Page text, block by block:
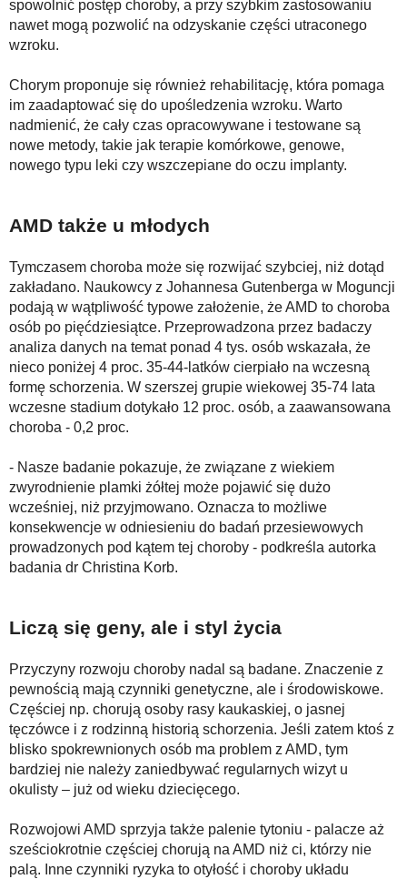
spowolnić postęp choroby, a przy szybkim zastosowaniu
nawet mogą pozwolić na odzyskanie części utraconego
wzroku.
Chorym proponuje się również rehabilitację, która pomaga
im zaadaptować się do upośledzenia wzroku. Warto
nadmienić, że cały czas opracowywane i testowane są
nowe metody, takie jak terapie komórkowe, genowe,
nowego typu leki czy wszczepiane do oczu implanty.
AMD także u młodych
Tymczasem choroba może się rozwijać szybciej, niż dotąd
zakładano. Naukowcy z Johannesa Gutenberga w Moguncji
podają w wątpliwość typowe założenie, że AMD to choroba
osób po pięćdziesiątce. Przeprowadzona przez badaczy
analiza danych na temat ponad 4 tys. osób wskazała, że
nieco poniżej 4 proc. 35-44-latków cierpiało na wczesną
formę schorzenia. W szerszej grupie wiekowej 35-74 lata
wczesne stadium dotykało 12 proc. osób, a zaawansowana
choroba - 0,2 proc.
- Nasze badanie pokazuje, że związane z wiekiem
zwyrodnienie plamki żółtej może pojawić się dużo
wcześniej, niż przyjmowano. Oznacza to możliwe
konsekwencje w odniesieniu do badań przesiewowych
prowadzonych pod kątem tej choroby - podkreśla autorka
badania dr Christina Korb.
Liczą się geny, ale i styl życia
Przyczyny rozwoju choroby nadal są badane. Znaczenie z
pewnością mają czynniki genetyczne, ale i środowiskowe.
Częściej np. chorują osoby rasy kaukaskiej, o jasnej
tęczówce i z rodzinną historią schorzenia. Jeśli zatem ktoś z
blisko spokrewnionych osób ma problem z AMD, tym
bardziej nie należy zaniedbywać regularnych wizyt u
okulisty – już od wieku dziecięcego.
Rozwojowi AMD sprzyja także palenie tytoniu - palacze aż
sześciokrotnie częściej chorują na AMD niż ci, którzy nie
palą. Inne czynniki ryzyka to otyłość i choroby układu